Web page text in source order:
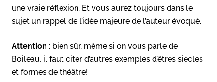
une vraie réflexion. Et vous aurez toujours dans le
sujet un rappel de l’idée majeure de l’auteur évoqué.
Attention : bien sûr, même si on vous parle de
Boileau, il faut citer d’autres exemples d’êtres siècles
et formes de théâtre!